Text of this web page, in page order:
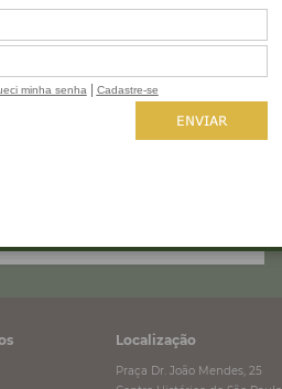
Localização
Praça Dr. João Mendes, 25